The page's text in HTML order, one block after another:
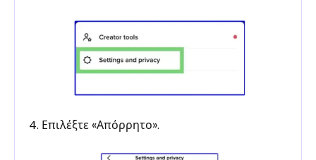
4. Επιλέξτε «Απόρρητο».